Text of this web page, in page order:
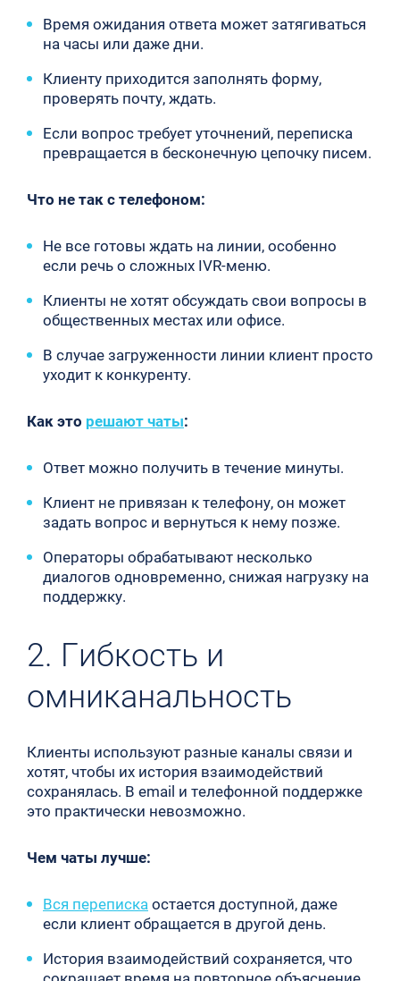
Время ожидания ответа может затягиваться
на часы или даже дни.
Клиенту приходится заполнять форму,
проверять почту, ждать.
Если вопрос требует уточнений, переписка
превращается в бесконечную цепочку писем.
Что не так с телефоном:
Не все готовы ждать на линии, особенно
если речь о сложных IVR-меню.
Клиенты не хотят обсуждать свои вопросы в
общественных местах или офисе.
В случае загруженности линии клиент просто
уходит к конкуренту.
Как это решают чаты:
Ответ можно получить в течение минуты.
Клиент не привязан к телефону, он может
задать вопрос и вернуться к нему позже.
Операторы обрабатывают несколько
диалогов одновременно, снижая нагрузку на
поддержку.
2. Гибкость и
омниканальность
Клиенты используют разные каналы связи и
хотят, чтобы их история взаимодействий
сохранялась. В email и телефонной поддержке
это практически невозможно.
Чем чаты лучше:
Вся перепискаостается доступной, даже
если клиент обращается в другой день.
История взаимодействий сохраняется, что